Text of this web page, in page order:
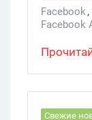
Facebook,
Facebook
Свежие